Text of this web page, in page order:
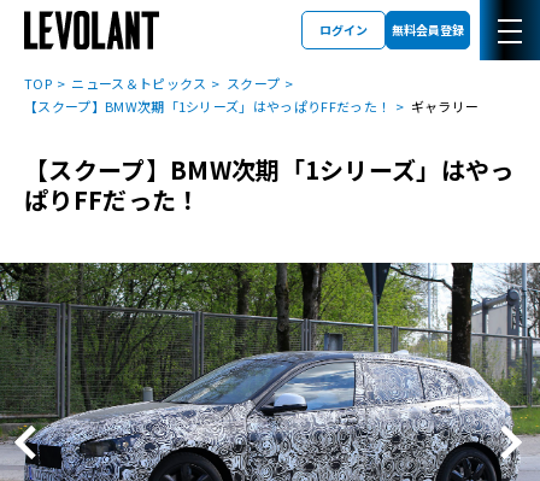
ログイン 無料会員登録
TOP ニュース＆トピックス
スクープ
【スクープ】BMW次期「1シリーズ」はやっぱりFFだった！
ギャラリー
【スクープ】BMW次期「1シリーズ」はやっ
ぱりFFだった！